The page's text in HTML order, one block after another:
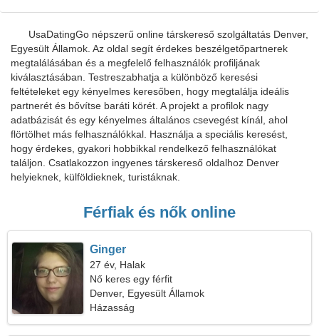
UsaDatingGo népszerű online társkereső szolgáltatás Denver,
Egyesült Államok. Az oldal segít érdekes beszélgetőpartnerek
megtalálásában és a megfelelő felhasználók profiljának
kiválasztásában. Testreszabhatja a különböző keresési
feltételeket egy kényelmes keresőben, hogy megtalálja ideális
partnerét és bővítse baráti körét. A projekt a profilok nagy
adatbázisát és egy kényelmes általános csevegést kínál, ahol
flörtölhet más felhasználókkal. Használja a speciális keresést,
hogy érdekes, gyakori hobbikkal rendelkező felhasználókat
találjon. Csatlakozzon ingyenes társkereső oldalhoz Denver
helyieknek, külföldieknek, turistáknak.
Férfiak és nők online
Ginger
27 év, Halak
Nő keres egy férfit
Denver, Egyesült Államok
Házasság